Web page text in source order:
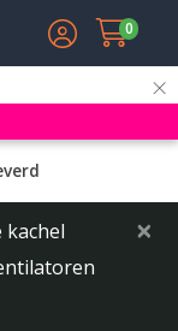
×
0
kachel
×